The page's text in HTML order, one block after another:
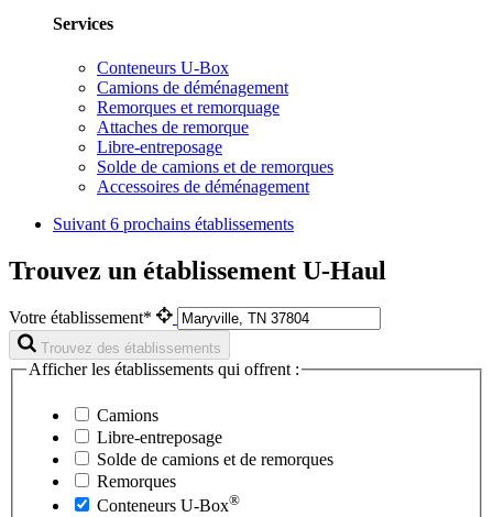
Services
Conteneurs U-Box
Camions de déménagement
Remorques et remorquage
Attaches de remorque
Libre-entreposage
Solde de camions et de remorques
Accessoires de déménagement
Suivant 6 prochains établissements
Trouvez un établissement U-Haul
Votre établissement*
Trouvez des établissements
Afficher les établissements qui offrent :
Camions
Libre-entreposage
Solde de camions et de remorques
Remorques
Conteneurs U-Box®